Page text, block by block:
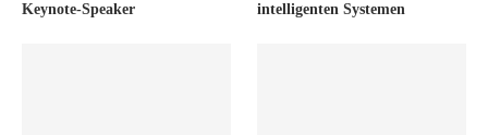
Keynote-Speaker
intelligenten Systemen